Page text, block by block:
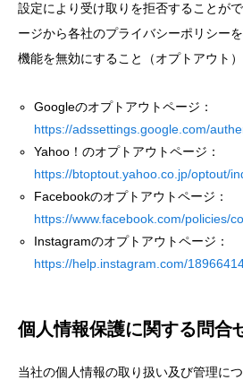
設定により受け取りを拒否することが
ージから各社のプライバシーポリシー
機能を無効にすること（オプトアウト）
Googleのオプトアウトページ：
https://adssettings.google.com/
Yahoo！のオプトアウトページ：
https://btoptout.yahoo.co.jp/optout/
Facebookのオプトアウトページ：
https://www.facebook.com/policies/
Instagramのオプトアウトページ：
https://help.instagram.com/
個人情報保護に関する問合
当社の個人情報の取り扱い及び管理に